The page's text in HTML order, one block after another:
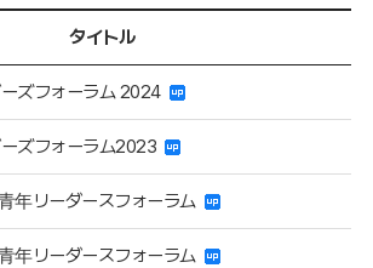
タイトル
ズフォーラム 2024
ズフォーラム2023
年リーダースフォーラム
年リーダースフォーラム